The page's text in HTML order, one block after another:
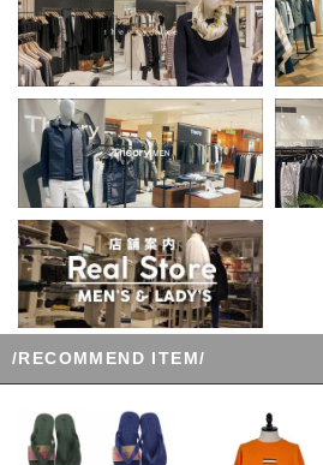
/RECOMMEND ITEM/